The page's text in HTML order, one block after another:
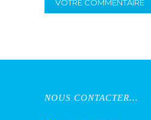
NOUS CONTACTER…